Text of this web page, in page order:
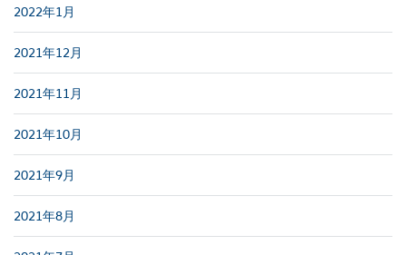
2022年1月
2021年12月
2021年11月
2021年10月
2021年9月
2021年8月